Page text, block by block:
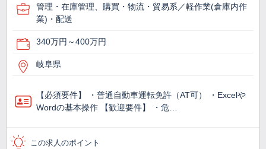
管理・在庫管理、購買・物流・貿易系／軽作業(倉庫内作
業)・配送
340万円～400万円
岐阜県
【必須要件】 ・普通自動車運転免許（AT可） ・Excelや
Wordの基本操作 【歓迎要件】 ・危…
この求人のポイント